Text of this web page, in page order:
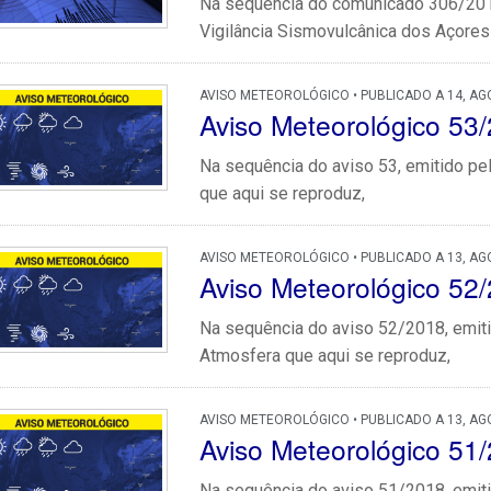
Vigilância Sismovulcânica dos
AVISO METEOROLÓGICO • PUBLICADO A 14,
Aviso Meteorológico
Na sequência do aviso 53, emitido
que aqui se reproduz,
AVISO METEOROLÓGICO • PUBLICADO A 13,
Aviso Meteorológico
Na sequência do aviso 52/2018,
Atmosfera que aqui se reproduz,
AVISO METEOROLÓGICO • PUBLICADO A 13,
Aviso Meteorológico